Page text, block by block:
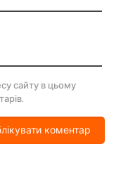
сайту в цьому